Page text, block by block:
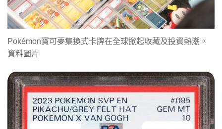
Pokémon寶可夢集換式卡牌在全球掀起收藏及投資熱潮。
資料圖片